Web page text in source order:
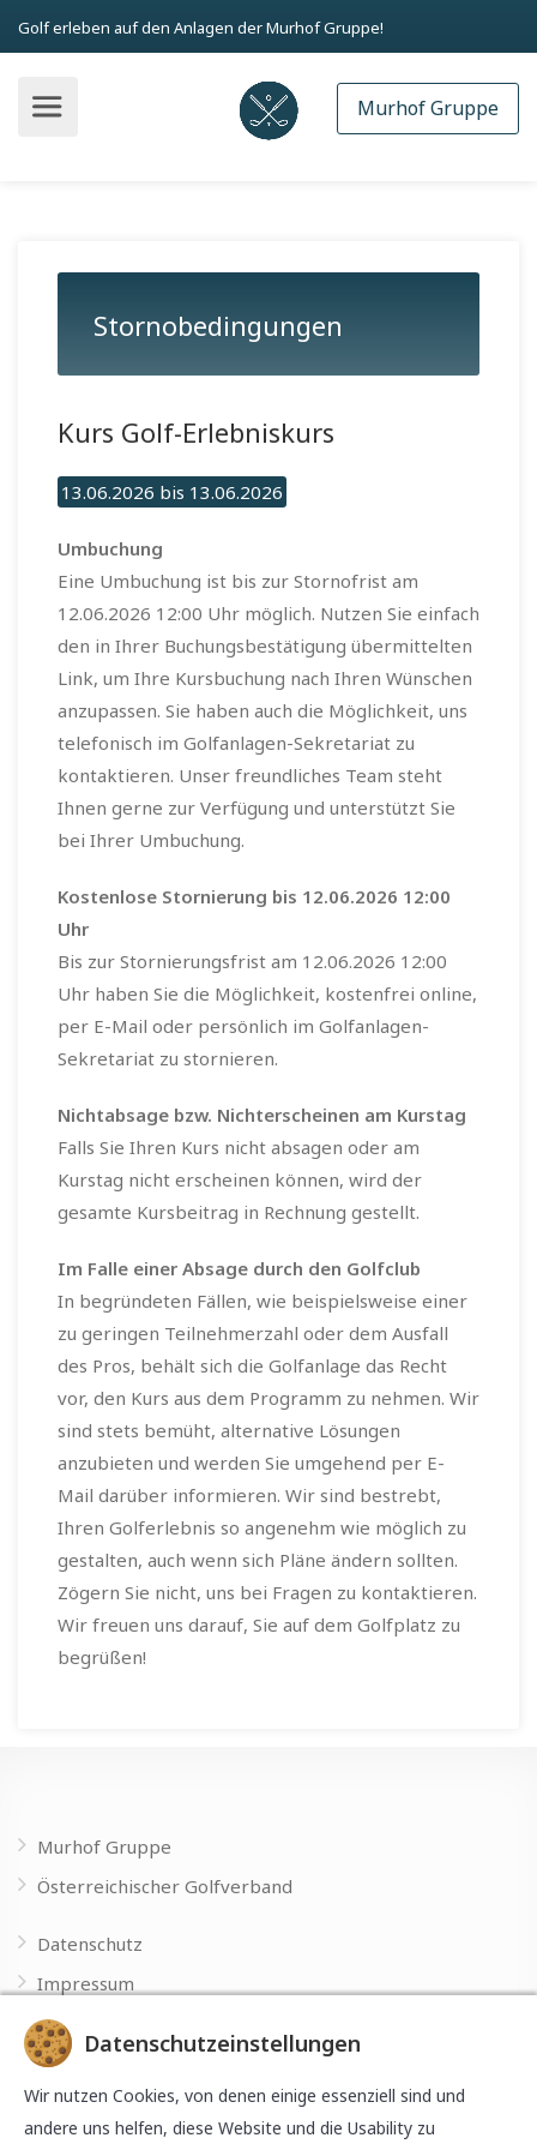
Golf erleben auf den Anlagen der Murhof Gruppe!
Murhof Gruppe
Stornobedingungen
Kurs Golf-Erlebniskurs
13.06.2026 bis 13.06.2026
Umbuchung
Eine Umbuchung ist bis zur Stornofrist am
12.06.2026 12:00 Uhr möglich. Nutzen Sie einfach
den in Ihrer Buchungsbestätigung übermittelten
Link, um Ihre Kursbuchung nach Ihren Wünschen
anzupassen. Sie haben auch die Möglichkeit, uns
telefonisch im Golfanlagen-Sekretariat zu
kontaktieren. Unser freundliches Team steht
Ihnen gerne zur Verfügung und unterstützt Sie
bei Ihrer Umbuchung.
Kostenlose Stornierung bis 12.06.2026 12:00
Uhr
Bis zur Stornierungsfrist am 12.06.2026 12:00
Uhr haben Sie die Möglichkeit, kostenfrei online,
per E-Mail oder persönlich im Golfanlagen-
Sekretariat zu stornieren.
Nichtabsage bzw. Nichterscheinen am Kurstag
Falls Sie Ihren Kurs nicht absagen oder am
Kurstag nicht erscheinen können, wird der
gesamte Kursbeitrag in Rechnung gestellt.
Im Falle einer Absage durch den Golfclub
In begründeten Fällen, wie beispielsweise einer
zu geringen Teilnehmerzahl oder dem Ausfall
des Pros, behält sich die Golfanlage das Recht
vor, den Kurs aus dem Programm zu nehmen. Wir
sind stets bemüht, alternative Lösungen
anzubieten und werden Sie umgehend per E-
Mail darüber informieren. Wir sind bestrebt,
Ihren Golferlebnis so angenehm wie möglich zu
gestalten, auch wenn sich Pläne ändern sollten.
Zögern Sie nicht, uns bei Fragen zu kontaktieren.
Wir freuen uns darauf, Sie auf dem Golfplatz zu
begrüßen!
Murhof Gruppe
Österreichischer Golfverband
Datenschutz
Impressum
Made with by
Datenschutzeinstellungen
Wir nutzen Cookies, von denen einige essenziell sind und
andere uns helfen, diese Website und die Usability zu